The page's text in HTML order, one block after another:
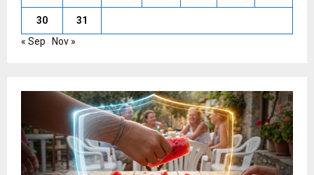
30
31
« Sep
Nov »